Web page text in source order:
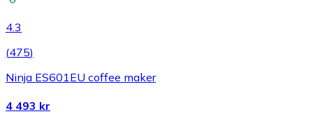
4.3
(475)
Ninja ES601EU coffee maker
4 493 kr